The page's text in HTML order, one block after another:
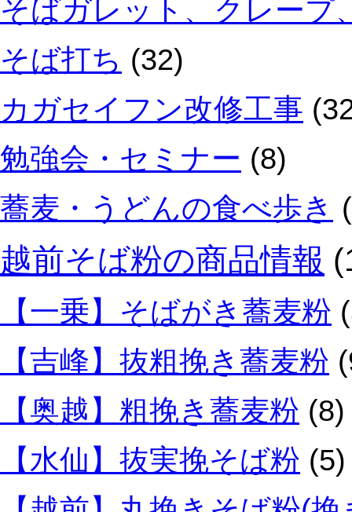
そばガレット、クレープ
そば打ち (32)
カガセイフン改修工事
勉強会・セミナー (8)
蕎麦・うどんの食べ歩き
越前そば粉の商品情報
【一乗】そばがき蕎麦粉
【吉峰】抜粗挽き蕎麦粉
【奥越】粗挽き蕎麦粉 (8)
【水仙】抜実挽そば粉 (5)